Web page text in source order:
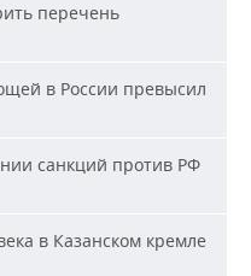
перечень
в России превысил
санкций против РФ
в Казанском кремле